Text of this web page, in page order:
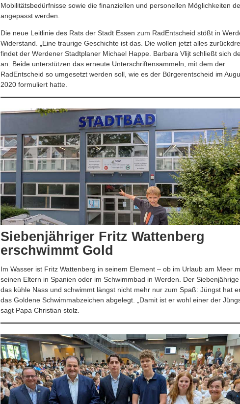
Mobilitätsbedürfnisse sowie die finanziellen und personellen Möglichkeiten
angepasst werden.
Die neue Leitlinie des Rats der Stadt Essen zum RadEntscheid stößt in
Widerstand. „Eine traurige Geschichte ist das. Die wollen jetzt alles
findet der Werdener Stadtplaner Michael Happe. Barbara Vlijt schließt sich
an. Beide unterstützen das erneute Unterschriftensammeln, mit dem der
RadEntscheid so umgesetzt werden soll, wie es der Bürgerentscheid im
2020 formuliert hatte.
Siebenjähriger Fritz Wattenberg
erschwimmt Gold
Im Wasser ist Fritz Wattenberg in seinem Element – ob im Urlaub am Meer
seinen Eltern in Spanien oder im Schwimmbad in Werden. Der
das kühle Nass und schwimmt längst nicht mehr nur zum Spaß: Jüngst hat
das Goldene Schwimmabzeichen abgelegt. „Damit ist er wohl einer der
sagt Papa Christian stolz.